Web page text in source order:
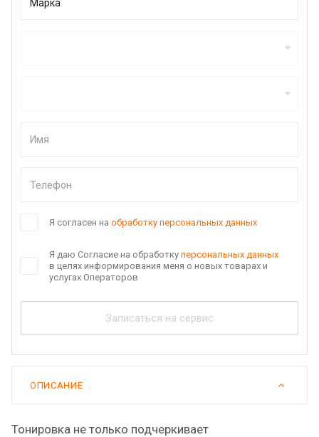
Я согласен на обработку персональных данных
Я даю Согласие на обработку персональных данных
в целях информирования меня о новых товарах и
услугах Операторов
Записаться на сервис
ОПИСАНИЕ
Тонировка не только подчеркивает